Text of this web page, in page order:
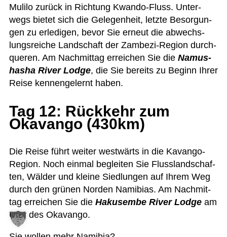
Mulilo zurück in Rich­tung Kwando-Fluss. Unter­
wegs bie­tet sich die Gele­gen­heit, letzte Besor­gun­
gen zu erle­di­gen, bevor Sie erneut die abwechs­
lungs­rei­che Land­schaft der Zam­bezi-Region durch­
que­ren. Am Nach­mit­tag errei­chen Sie die Namus­
ha­sha River Lodge, die Sie bereits zu Beginn Ihrer
Reise ken­nen­ge­lernt haben.
Tag 12: Rückkehr zum
Okavango (430km)
Die Reise führt wei­ter west­wärts in die Kavango-
Region. Noch ein­mal beglei­ten Sie Fluss­land­schaf­
ten, Wäl­der und kleine Sied­lun­gen auf Ihrem Weg
durch den grü­nen Nor­den Nami­bias. Am Nach­mit­
tag errei­chen Sie die Hakus­embe River Lodge am
Ufer des Okavango.